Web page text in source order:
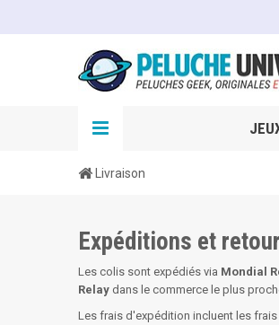
Livraison
Expéditions et
Les colis sont expédiés via Mondial
Relay dans le commerce le plus
Les frais d'expédition incluent les